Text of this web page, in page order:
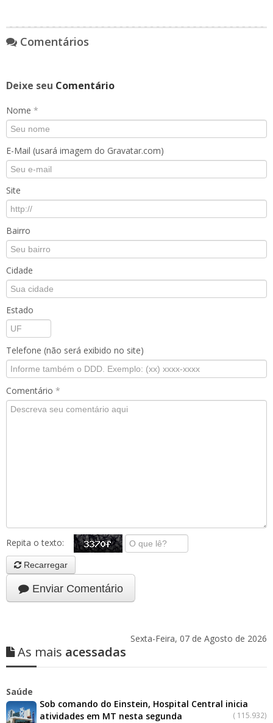
Comentários
Deixe seu Comentário
Nome *
E-Mail (usará imagem do Gravatar.com)
Site
Bairro
Cidade
Estado
Telefone (não será exibido no site)
Comentário *
Repita o texto:
Recarregar
Enviar Comentário
Sexta-Feira, 07 de Agosto de 2026
As mais acessadas
Saúde
Sob comando do Einstein, Hospital Central inicia
atividades em MT nesta segunda
( 115.932)